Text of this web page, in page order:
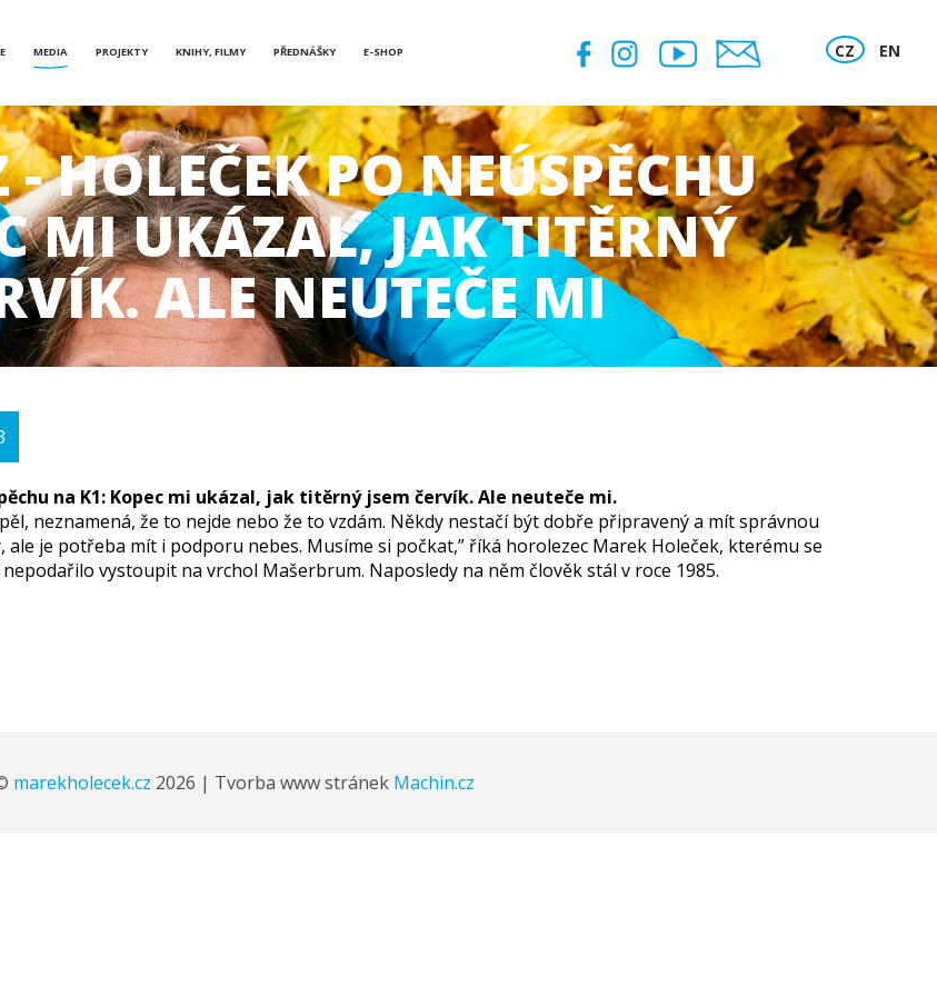
MEDIA PROJEKTY KNIHY, FILMY PŘEDNÁŠKY E-SHOP CZ EN
HOLEČEK PO NEÚSPĚCHU
MI UKÁZAL, JAK TITĚRNÝ
ALE NEUTEČE MI
na K1: Kopec mi ukázal, jak titěrný jsem červík. Ale neuteče mi.
neznamená, že to nejde nebo že to vzdám. Někdy nestačí být dobře připravený a mít správnou
je potřeba mít i podporu nebes. Musíme si počkat,” říká horolezec Marek Holeček, kterému se
vystoupit na vrchol Mašerbrum. Naposledy na něm člověk stál v roce 1985.
marekholecek.cz 2026 | Tvorba www stránek Machin.cz